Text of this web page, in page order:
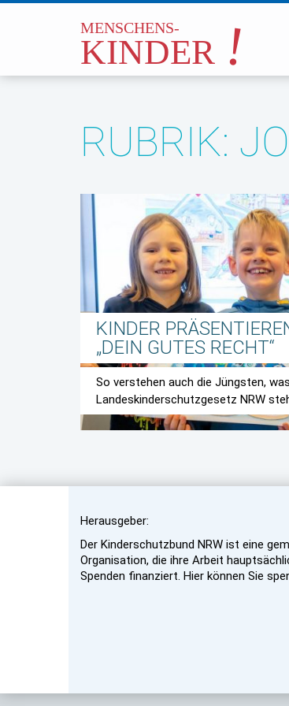
RUBRIK:
KINDER
„DEIN GUTES RECHT“
So verstehen auch die Jüngsten,
Landeskinderschutzgesetz NRW
Herausgeber:
Der Kinderschutzbund NRW ist eine
Organisation, die ihre Arbeit
Spenden finanziert. Hier können Sie